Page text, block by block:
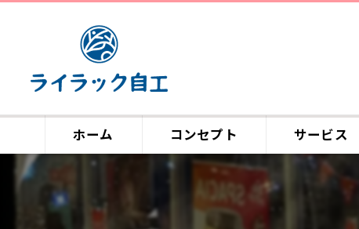
ホーム コンセプト サービス